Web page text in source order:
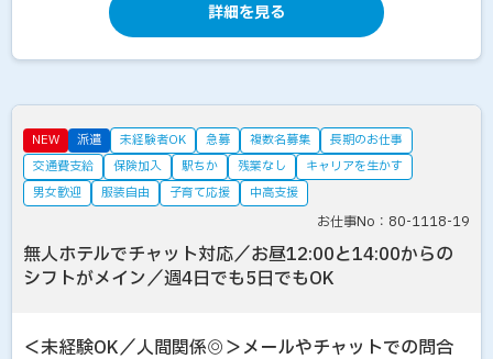
詳細を見る
NEW 派遣 未経験者OK 急募 複数名募集
長期のお仕事
交通費支給
保険加入 駅ちか 残業なし
キャリアを生かす
男女歓迎
服装自由 子育て応援 中高支援
お仕事No：80-1118-19
無人ホテルでチャット対応／お昼12:00と14:00からの
シフトがメイン／週4日でも5日でもOK
＜未経験OK／人間関係◎＞メールやチャットでの問合